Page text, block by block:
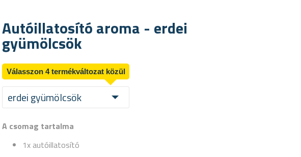
Autóillatosító aroma - erdei
gyümölcsök
Válasszon 4 termékváltozat közül
erdei gyümölcsök
A csomag tartalma
1x autóillatosító